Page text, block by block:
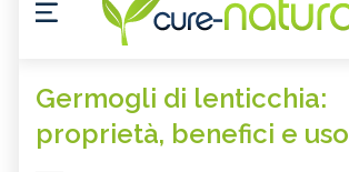
Germogli di lenticchia:
proprietà, benefici e uso